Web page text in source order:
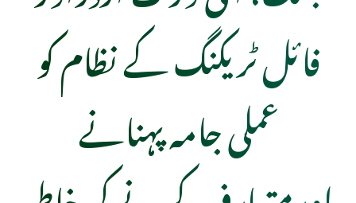
فائل ٹریکنگ کے نظام کو
عملی جامہ پہنانے